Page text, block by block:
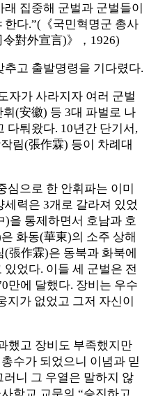
집중해 군벌과 군벌들이
다.”(《국민혁명군 총사
對外宣言)》，1926)
고 출발명령을 기다렸다.
자가 사라지자 여러 군벌
(安徽) 등 3대 파벌로 나
다퉈왔다. 10년간 단기서,
림(張作霖) 등이 차례대
으로 한 안휘파는 이미
력은 3개로 갈라져 있었
을 통제하면서 호남과 호
화동(華東)의 소주 상해
張作霖)은 동북과 화북에
었다. 이들 세 군벌은 전
만에 달했다. 장비는 우수
지가 없었고 그저 자신이
했고 장비도 부족했지만
수가 되었으니 이념과 믿
니 그 우열은 말하지 않